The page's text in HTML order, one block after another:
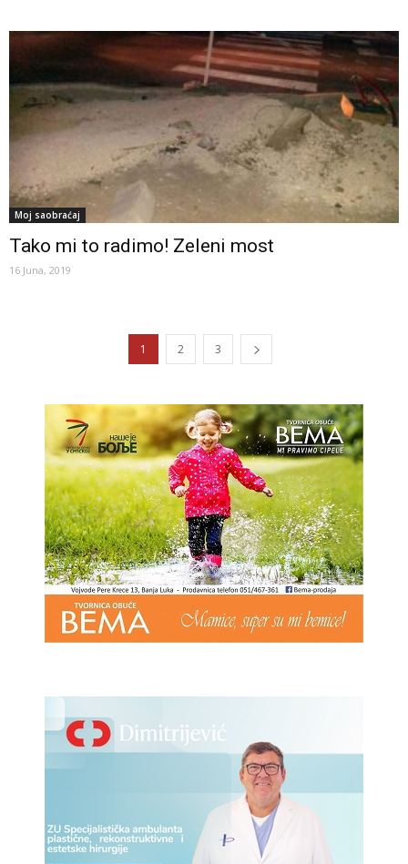
Moj saobraćaj
Tako mi to radimo! Zeleni most
16 Juna, 2019
1 2 3